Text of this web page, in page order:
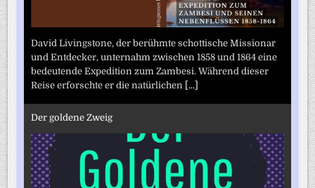
David Livingstone, der berühmte schottische Missionar
und Entdecker, unternahm zwischen 1858 und 1864 eine
bedeutende Expedition zum Zambesi. Während dieser
Reise erforschte er die natürlichen [...]
Der goldene Zweig